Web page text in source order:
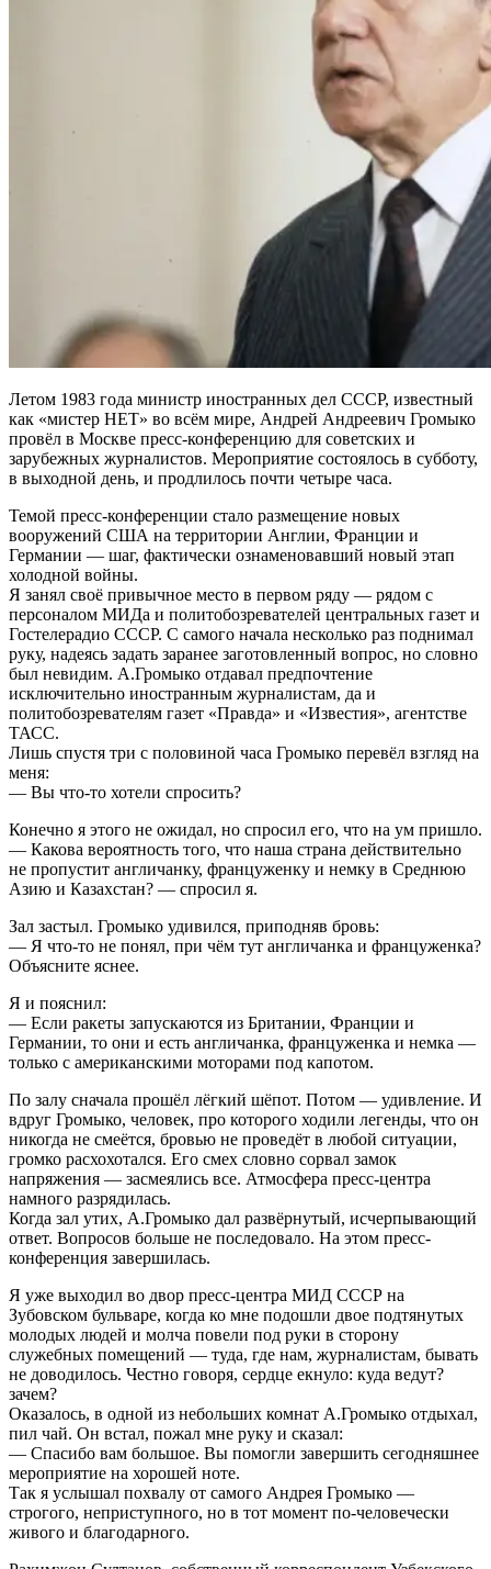
Летом 1983 года министр иностранных дел СССР, известный
как «мистер НЕТ» во всём мире, Андрей Андреевич Громыко
провёл в Москве пресс-конференцию для советских и
зарубежных журналистов. Мероприятие состоялось в субботу,
в выходной день, и продлилось почти четыре часа.
Темой пресс-конференции стало размещение новых
вооружений США на территории Англии, Франции и
Германии — шаг, фактически ознаменовавший новый этап
холодной войны.
Я занял своё привычное место в первом ряду — рядом с
персоналом МИДа и политобозревателей центральных газет и
Гостелерадио СССР. С самого начала несколько раз поднимал
руку, надеясь задать заранее заготовленный вопрос, но словно
был невидим. А.Громыко отдавал предпочтение
исключительно иностранным журналистам, да и
политобозревателям газет «Правда» и «Известия», агентстве
ТАСС.
Лишь спустя три с половиной часа Громыко перевёл взгляд на
меня:
— Вы что-то хотели спросить?
Конечно я этого не ожидал, но спросил его, что на ум пришло.
— Какова вероятность того, что наша страна действительно
не пропустит англичанку, француженку и немку в Среднюю
Азию и Казахстан? — спросил я.
Зал застыл. Громыко удивился, приподняв бровь:
— Я что-то не понял, при чём тут англичанка и француженка?
Объясните яснее.
Я и пояснил:
— Если ракеты запускаются из Британии, Франции и
Германии, то они и есть англичанка, француженка и немка —
только с американскими моторами под капотом.
По залу сначала прошёл лёгкий шёпот. Потом — удивление. И
вдруг Громыко, человек, про которого ходили легенды, что он
никогда не смеётся, бровью не проведёт в любой ситуации,
громко расхохотался. Его смех словно сорвал замок
напряжения — засмеялись все. Атмосфера пресс-центра
намного разрядилась.
Когда зал утих, А.Громыко дал развёрнутый, исчерпывающий
ответ. Вопросов больше не последовало. На этом пресс-
конференция завершилась.
Я уже выходил во двор пресс-центра МИД СССР на
Зубовском бульваре, когда ко мне подошли двое подтянутых
молодых людей и молча повели под руки в сторону
служебных помещений — туда, где нам, журналистам, бывать
не доводилось. Честно говоря, сердце екнуло: куда ведут?
зачем?
Оказалось, в одной из небольших комнат А.Громыко отдыхал,
пил чай. Он встал, пожал мне руку и сказал:
— Спасибо вам большое. Вы помогли завершить сегодняшнее
мероприятие на хорошей ноте.
Так я услышал похвалу от самого Андрея Громыко —
строгого, неприступного, но в тот момент по-человечески
живого и благодарного.